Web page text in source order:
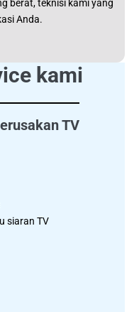
berat, teknisi kami yang
Anda.
kami
TV
siaran TV